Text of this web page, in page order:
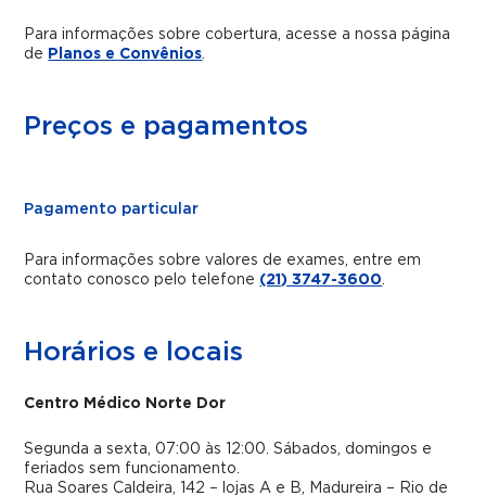
Para informações sobre cobertura, acesse a nossa página
de Planos e Convênios.
Preços e pagamentos
Pagamento particular
Para informações sobre valores de exames, entre em
contato conosco pelo telefone (21) 3747-3600.
Horários e locais
Centro Médico Norte Dor
Segunda a sexta, 07:00 às 12:00. Sábados, domingos e
feriados sem funcionamento.
Rua Soares Caldeira, 142 – lojas A e B, Madureira – Rio de